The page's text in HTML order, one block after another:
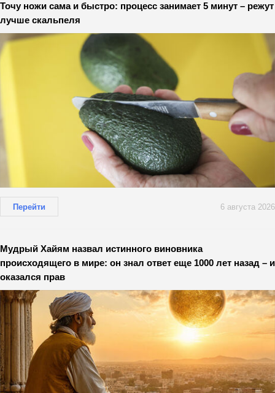
Точу ножи сама и быстро: процесс занимает 5 минут – режут
лучше скальпеля
Перейти 6 августа 2026
Мудрый Хайям назвал истинного виновника
происходящего в мире: он знал ответ еще 1000 лет назад – и
оказался прав